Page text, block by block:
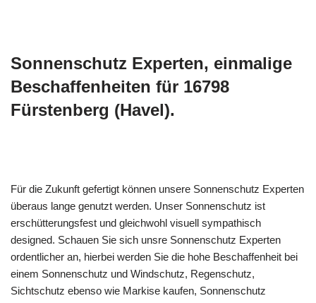
Sonnenschutz Experten, einmalige
Beschaffenheiten für 16798
Fürstenberg (Havel).
Für die Zukunft gefertigt können unsere Sonnenschutz Experten
überaus lange genutzt werden. Unser Sonnenschutz ist
erschütterungsfest und gleichwohl visuell sympathisch
designed. Schauen Sie sich unsre Sonnenschutz Experten
ordentlicher an, hierbei werden Sie die hohe Beschaffenheit bei
einem Sonnenschutz und Windschutz, Regenschutz,
Sichtschutz ebenso wie Markise kaufen, Sonnenschutz